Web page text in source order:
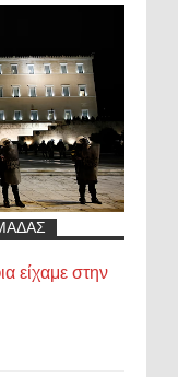
είχαμε στην